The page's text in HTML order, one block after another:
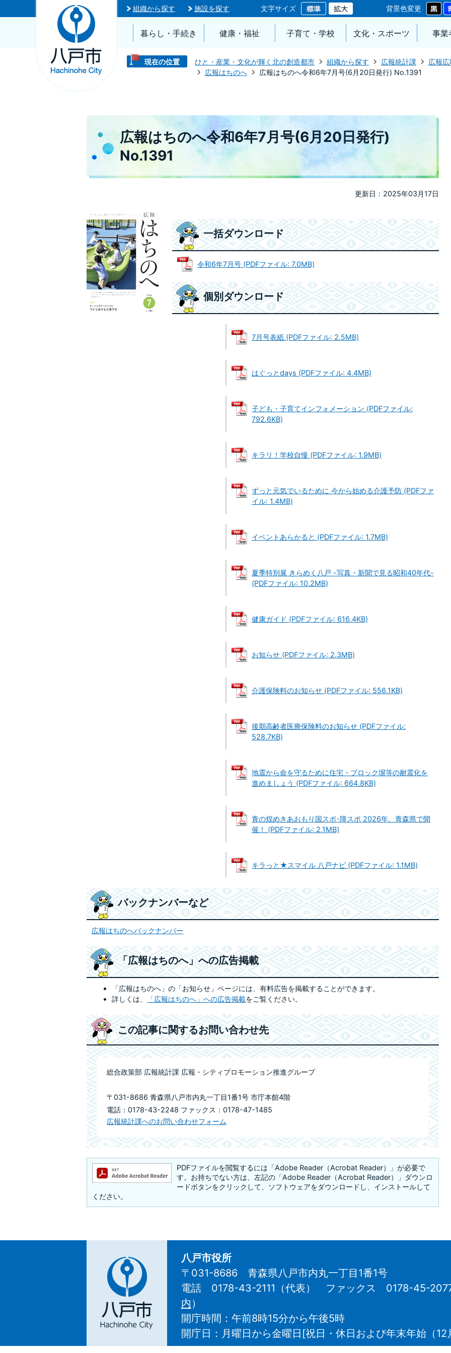
組織から探す 施設を探す 文字サイズ 背景色変更
暮らし・手続き 健康・福祉 子育て・学校 文化・スポーツ 事業
現在の位置 ひと・産業・文化が輝く北の創造都市 組織から探す 広報統計課
広報広
広報はちのへ
広報はちのへ令和6年7月号(6月20日発行) No.1391
広報はちのへ令和6年7月号(6月20日発行)
No.1391
更新日：2025年03月17日
一括ダウンロード
令和6年7月号 (PDFファイル: 7.0MB)
個別ダウンロード
7月号表紙 (PDFファイル: 2.5MB)
はぐっとdays (PDFファイル: 4.4MB)
子ども・子育てインフォメーション (PDFファイル:
792.6KB)
キラリ！学校自慢 (PDFファイル: 1.9MB)
ずっと元気でいるために 今から始める介護予防 (PDFファ
イル: 1.4MB)
イベントあらかると (PDFファイル: 1.7MB)
夏季特別展 きらめく八戸 -写真・新聞で見る昭和40年代-
(PDFファイル: 10.2MB)
健康ガイド (PDFファイル: 616.4KB)
お知らせ (PDFファイル: 2.3MB)
介護保険料のお知らせ (PDFファイル: 556.1KB)
後期高齢者医療保険料のお知らせ (PDFファイル:
528.7KB)
地震から命を守るために住宅・ブロック塀等の耐震化を
進めましょう (PDFファイル: 664.8KB)
青の煌めきあおもり国スポ･障スポ 2026年、青森県で開
催！ (PDFファイル: 2.1MB)
キラっと★スマイル 八戸ナビ (PDFファイル: 1.1MB)
バックナンバーなど
広報はちのへバックナンバー
「広報はちのへ」への広告掲載
「広報はちのへ」の「お知らせ」ページには、有料広告を掲載することができます。
詳しくは、
「広報はちのへ」への広告掲載をご覧ください。
この記事に関するお問い合わせ先
総合政策部 広報統計課 広報・シティプロモーション推進グループ
〒031-8686 青森県八戸市内丸一丁目1番1号 市庁本館4階
電話：0178-43-2248 ファックス：0178-47-1485
広報統計課へのお問い合わせフォーム
PDFファイルを閲覧するには「Adobe Reader（Acrobat Reader）」が必要で
す。お持ちでない方は、左記の「Adobe Reader（Acrobat Reader）」ダウンロ
ードボタンをクリックして、ソフトウェアをダウンロードし、インストールして
ください。
八
戸
市
Hachinohe
八戸市役所
〒031-8686 青森県八戸市内丸一丁目1番1号
電話 0178-43-2111（代表） ファックス 0178-45-
内 ）
開庁時間：午前8時15分から午後5時
開庁日：月曜日から金曜日[祝日・休日および年末年始（